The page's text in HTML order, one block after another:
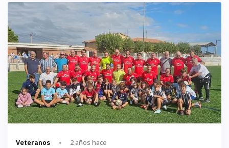
Veteranos 2 años hace